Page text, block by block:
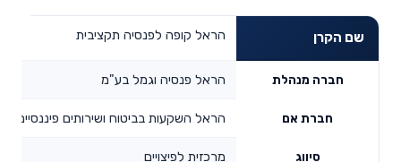
שם הקרן הראל קופה לפנסיה תקציבית
חברה מנהלת הראל פנסיה וגמל בע"מ
חברת אם הראל השקעות בביטוח ושירותים פיננסיים
סיווג מרכזית לפיצויים